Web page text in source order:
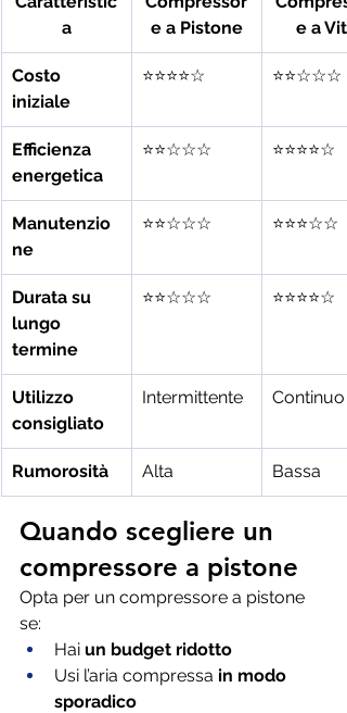
a
e a Pistone
e a Vite
Costo
iniziale
⭐⭐⭐⭐☆ ⭐⭐☆☆☆
Efficienza
energetica
⭐⭐☆☆☆ ⭐⭐⭐⭐☆
Manutenzio
ne
⭐⭐☆☆☆ ⭐⭐⭐☆☆
Durata su
lungo
termine
⭐⭐☆☆☆ ⭐⭐⭐⭐☆
Utilizzo
consigliato
Intermittente Continuo
Rumorosità Alta Bassa
Quando scegliere un
compressore a pistone
Opta per un compressore a pistone
se:
Hai un budget ridotto
Usi l’aria compressa in modo
sporadico